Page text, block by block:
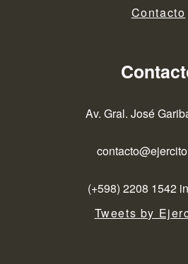
Contacto
Av. Gral. José
(+598) 2208 1542
Tweets by